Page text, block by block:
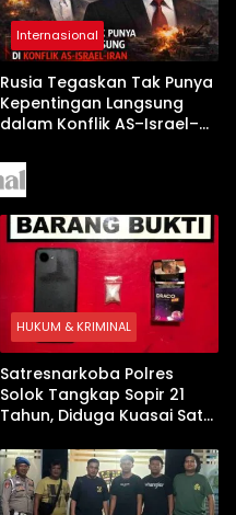
Internasional
Rusia Tegaskan Tak Punya
Kepentingan Langsung
dalam Konflik AS–Israel–
HUKUM & KRIMINAL
Satresnarkoba Polres
Solok Tangkap Sopir 21
Tahun, Diduga Kuasai Satu